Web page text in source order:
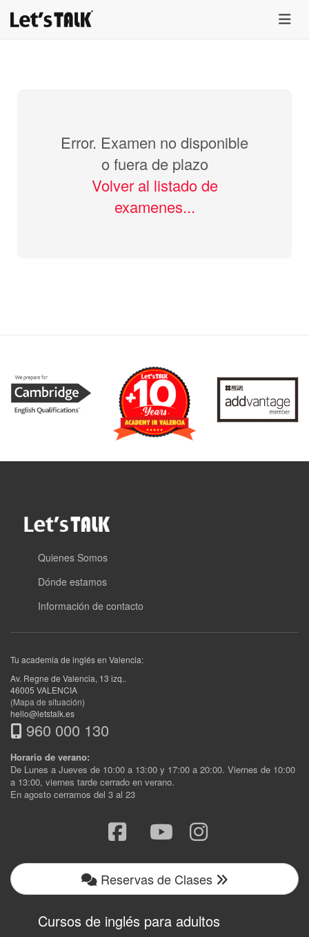
menu
Error. Examen no disponible
o fuera de plazo
Volver al listado de
examenes...
Quienes Somos
Dónde estamos
Información de contacto
Tu academia de inglés en Valencia:
Av. Regne de Valencia, 13 izq..
46005 VALENCIA
(Mapa de situación)
hello@letstalk.es
960 000 130
Horario de verano:
De Lunes a Jueves de 10:00 a 13:00 y 17:00 a 20:00. Viernes de 10:00
a 13:00, viernes tarde cerrado en verano.
En agosto cerramos del 3 al 23
Reservas de Clases
Cursos de inglés para adultos